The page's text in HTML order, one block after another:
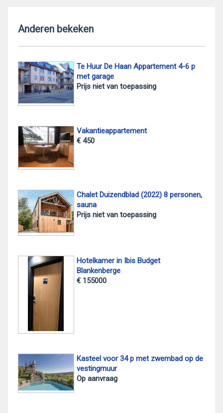
Anderen bekeken
Te Huur De Haan Appartement 4-6 p
met garage
Prijs niet van toepassing
Vakantieappartement
€ 450
Chalet Duizendblad (2022) 8 personen,
sauna
Prijs niet van toepassing
Hotelkamer in Ibis Budget
Blankenberge
€ 155000
Kasteel voor 34 p met zwembad op de
vestingmuur
Op aanvraag